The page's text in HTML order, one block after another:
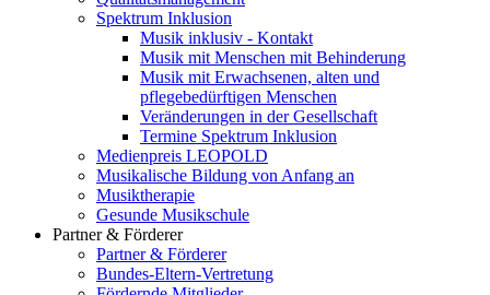
Spektrum Inklusion
Musik inklusiv - Kontakt
Musik mit Menschen mit Behinderung
Musik mit Erwachsenen, alten und
pflegebedürftigen Menschen
Veränderungen in der Gesellschaft
Termine Spektrum Inklusion
Medienpreis LEOPOLD
Musikalische Bildung von Anfang an
Musiktherapie
Gesunde Musikschule
Partner & Förderer
Partner & Förderer
Bundes-Eltern-Vertretung